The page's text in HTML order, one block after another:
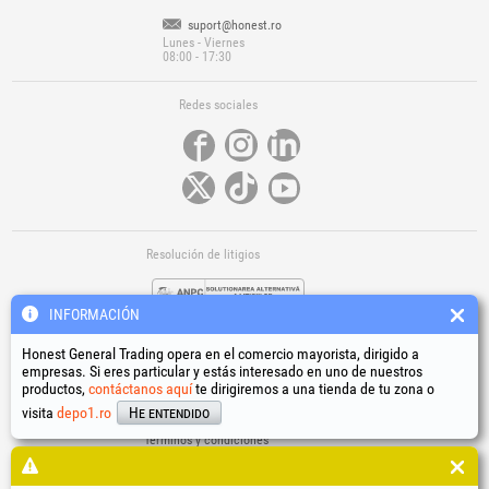
suport@honest.ro
Lunes - Viernes
08:00 - 17:30
Redes sociales
Resolución de litigios
Enlaces útiles
Términos y condiciones
INFORMACIÓN
Honest General Trading opera en el comercio mayorista, dirigido a
empresas. Si eres particular y estás interesado en uno de nuestros
productos, contáctanos aquíte dirigiremos a una tienda de tu zona o
visita depo1.ro He entendido